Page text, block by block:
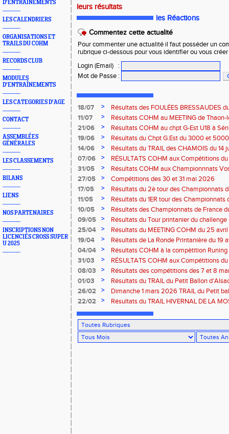
D'ENTRAINEMENTS
LES CALENDRIERS
ORGANISATIONS ET
TRAILS DU COHM
RECORDS CLUB
MODULES
D'ENTRAÎNEMENTS
LES CATEGORIES D'AGE
CONTACT
ASSEMBLÉES
GÉNÉRALES
LES CLASSEMENTS
BILANS
LIENS
NOS PARTENAIRES
INSCRIPTIONS NON
LICENCIÉS CROSS SUPER
U 2025
leurs résultats
les Réactions
Commentez cette actualité
Pour commenter une actualité il faut posséder un
rubrique ci-dessous pour vous identifier ou vous
Login (Email)
:
Mot de Passe :
18/07 >
Résultats des FOULÉES BRESSAUDES
Bresse
11/07 >
Résultats COHM au MEETING de Thaon-
2026
21/06 >
Résultats COHM au chpt G-Est U18 à
2026
19/06 >
Résultats du Chpt G.Est du 3000 et
Amneville
14/06 >
Résultats du TRAIL des CHAMOIS du 14
Moselotte
07/06 >
RÉSULTATS COHM aux Compétitions
31/05
>
Résultats COHM aux Championnnats
Masters du 31 mai 2026 à Remiremont
27/05 >
Compétitions des 30 et 31 mai 2026
17/05
>
Résultats du 2è tour des Championnats
région G-Est du 17 mai 2025 à
11/05 >
Résultats du 1ER tour des Championnats
Thaon-les Vosges
10/05 >
Résultats des Championnats de France
Marathon du 10 mai à Troyes
09/05 >
Résultats du Tour printanier du
25/04
>
Résultats du MEETING COHM du 25
19/04
>
Résultats de La Ronde Printanière du 19
route de Belfort
04/04 >
Résultats COHM à la compètition
court" des 4 et 5 avril à Toul
31/03 >
RÉSULTATS COHM aux Compétitions
08/03
>
Résultats des compétitions des 7 et 8
01/03
>
Résultats du TRAIL du Petit Ballon
Rouffach-68
26/02 >
Dimanche 1 mars 2026 TRAIL du Petit
ROUFFACH 68
22/02 >
Résultats du TRAIL HIVERNAL DE LA